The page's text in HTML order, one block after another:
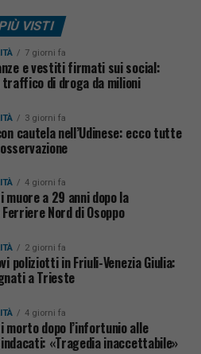
VISTI
7 giorni fa
e vestiti firmati sui social:
di droga da milioni
3 giorni fa
cautela nell’Udinese: ecco tutte
4 giorni fa
a 29 anni dopo la
Nord di Osoppo
2 giorni fa
poliziotti in Friuli-Venezia Giulia:
a Trieste
4 giorni fa
dopo l’infortunio alle
«Tragedia inaccettabile»